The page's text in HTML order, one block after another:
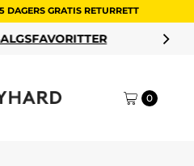
DAGERS GRATIS RETURRETT
0